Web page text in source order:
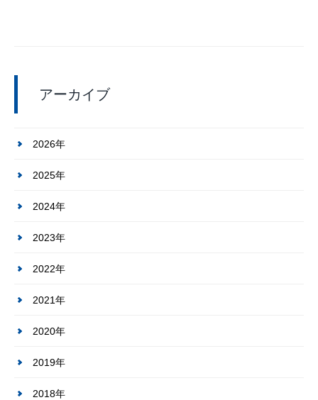
アーカイブ
2026年
2025年
2024年
2023年
2022年
2021年
2020年
2019年
2018年